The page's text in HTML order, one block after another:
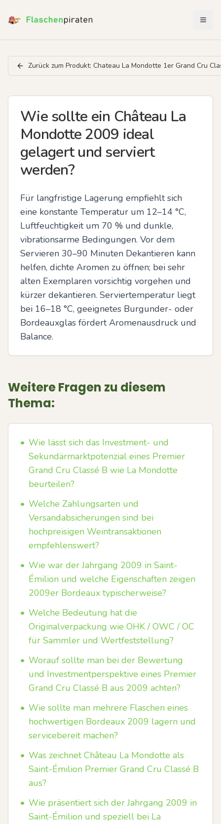
Zurück zum Produkt: Chateau La Mondotte 1er Grand Cru
Wie sollte ein Château La
Mondotte 2009 ideal
gelagert und serviert
werden?
Für langfristige Lagerung empfiehlt sich
eine konstante Temperatur um 12–14 °C,
Luftfeuchtigkeit um 70 % und dunkle,
vibrationsarme Bedingungen. Vor dem
Servieren 30–90 Minuten Dekantieren kann
helfen, dichte Aromen zu öffnen; bei sehr
alten Exemplaren vorsichtig vorgehen und
kürzer dekantieren. Serviertemperatur liegt
bei 16–18 °C, geeignetes Burgunder- oder
Bordeauxglas fördert Aromenausdruck und
Balance.
Weitere Fragen zu diesem
Thema:
• Wie lässt sich das Investment- und
Sekundärmarktpotenzial eines Premier
Grand Cru Classé B wie La Mondotte
beurteilen?
• Welche Zahlungsarten und
Versandabsicherungen sind bei
hochpreisigen Weintransaktionen
empfehlenswert?
• Wie war der Jahrgang 2009 in Saint-
Émilion und welche Eigenschaften zeigen
2009er Bordeaux typischerweise?
• Welche Bedeutung hat die
Originalverpackung wie OHK / OWC / OC
für Sammler und Wertfeststellung?
• Worauf sollte man bei der Bewertung
und Investmentperspektive eines Premier
Grand Cru Classé B aus 2009 achten?
• Wie sollte man mehrere Flaschen eines
hochwertigen Bordeaux 2009 lagern und
servicebereit machen?
• Was zeichnet Château La Mondotte als
Saint-Émilion Premier Grand Cru Classé B
aus?
• Wie präsentiert sich der Jahrgang 2009 in
Saint-Émilion und speziell bei La